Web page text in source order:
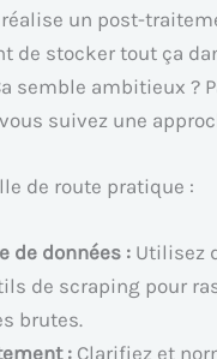
réalise un post-
de stocker tout ça
semble ambitieux ?
suivez une
de route pratique :
de données : Utilisez
de scraping pour
brutes.
: Clarifiez et